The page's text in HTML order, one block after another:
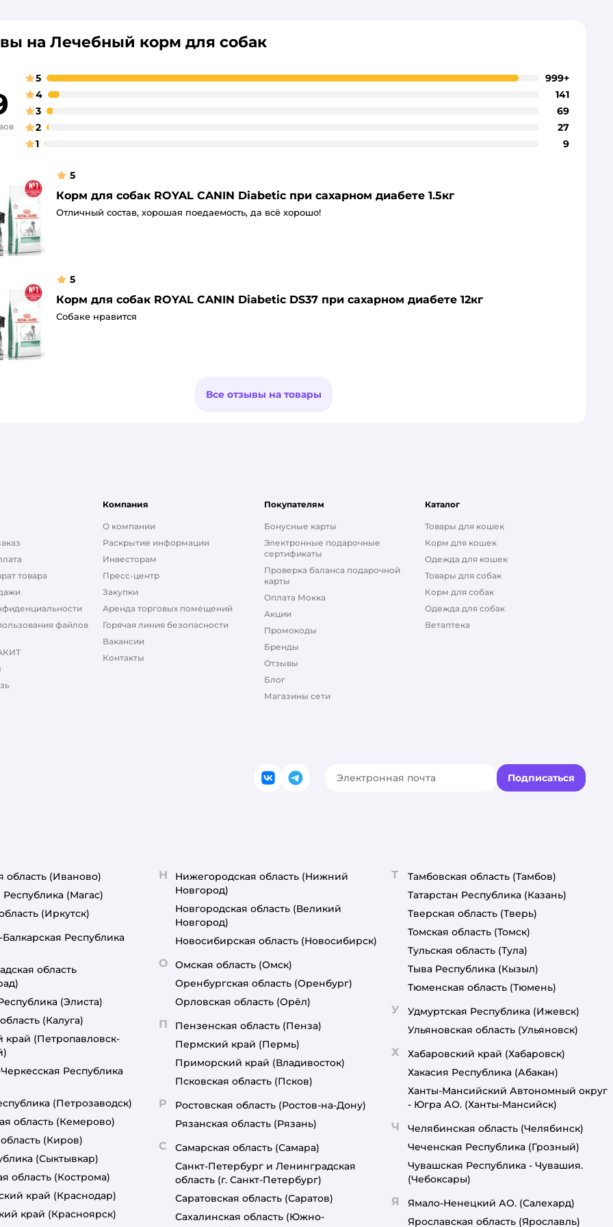
на Лечебный корм для собак
5
999+
4
141
3
69
2
27
1
9
5
Корм для собак ROYAL CANIN Diabetic при сахарном диабете 1.5кг
Отличный состав, хорошая поедаемость, да всё хорошо!
5
Корм для собак ROYAL CANIN Diabetic DS37 при сахарном диабете 12кг
Собаке нравится
Все отзывы на товары
товара
файлов
Компания
О компании
Раскрытие информации
Инвесторам
Пресс-центр
Закупки
Аренда торговых помещений
Горячая линия безопасности
Вакансии
Контакты
Покупателям
Бонусные карты
Электронные подарочные
сертификаты
Проверка баланса подарочной
карты
Оплата Мокка
Акции
Промокоды
Бренды
Отзывы
Блог
Магазины сети
Каталог
Товары для кошек
Корм для кошек
Одежда для кошек
Товары для собак
Корм для собак
Одежда для собак
Ветаптека
ВКонтакте
Telegram Подписаться
область (Иваново)
(Магас)
(Иркутск)
Республика
область
(Элиста)
(Калуга)
край (Петропавловск-
Республика
(Петрозаводск)
область (Кемерово)
(Киров)
(Сыктывкар)
область (Кострома)
край (Краснодар)
край (Красноярск)
Н Нижегородская область (Нижний
Новгород)
Новгородская область (Великий
Новгород)
Новосибирская область (Новосибирск)
О Омская область (Омск)
Оренбургская область (Оренбург)
Орловская область (Орёл)
П Пензенская область (Пенза)
Пермский край (Пермь)
Приморский край (Владивосток)
Псковская область (Псков)
Р Ростовская область (Ростов-на-Дону)
Рязанская область (Рязань)
С Самарская область (Самара)
Санкт-Петербург и Ленинградская
область (г. Санкт-Петербург)
Саратовская область (Саратов)
Сахалинская область (Южно-
Т Тамбовская область (Тамбов)
Татарстан Республика (Казань)
Тверская область (Тверь)
Томская область (Томск)
Тульская область (Тула)
Тыва Республика (Кызыл)
Тюменская область (Тюмень)
У Удмуртская Республика (Ижевск)
Ульяновская область (Ульяновск)
Х Хабаровский край (Хабаровск)
Хакасия Республика (Абакан)
Ханты-Мансийский Автономный округ
- Югра АО. (Ханты-Мансийск)
Ч Челябинская область (Челябинск)
Чеченская Республика (Грозный)
Чувашская Республика - Чувашия.
(Чебоксары)
Я Ямало-Ненецкий АО. (Салехард)
Ярославская область (Ярославль)